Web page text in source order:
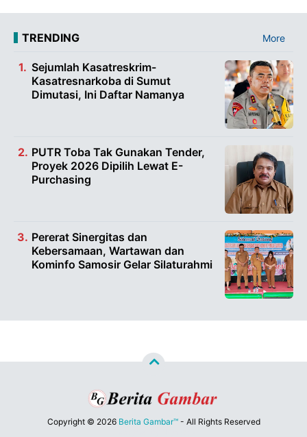
TRENDING More
Sejumlah Kasatreskrim-
Kasatresnarkoba di Sumut
Dimutasi, Ini Daftar Namanya
PUTR Toba Tak Gunakan Tender,
Proyek 2026 Dipilih Lewat E-
Purchasing
Pererat Sinergitas dan
Kebersamaan, Wartawan dan
Kominfo Samosir Gelar Silaturahmi
Copyright © 2026 Berita Gambar™- All Rights Reserved